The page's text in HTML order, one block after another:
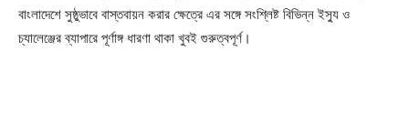
বাংলাদেশে সুষ্ঠুভাবে বাস্তবায়ন করার ক্ষেত্রে এর সঙ্গে সংশ্লিষ্ট বিভিন্ন ইস্যু ও
চ্যালেঞ্জের ব্যাপারে পূর্ণাঙ্গ ধারণা থাকা খুবই গুরুত্বপূর্ণ।